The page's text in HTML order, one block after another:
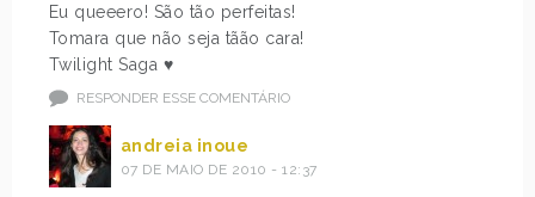
Eu queeero! São tão perfeitas!
Tomara que não seja tãão cara!
Twilight Saga ♥
RESPONDER ESSE COMENTÁRIO
andreia inoue
07 DE MAIO DE 2010 - 12:37